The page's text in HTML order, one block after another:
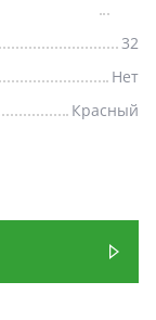
32
Нет
Красный